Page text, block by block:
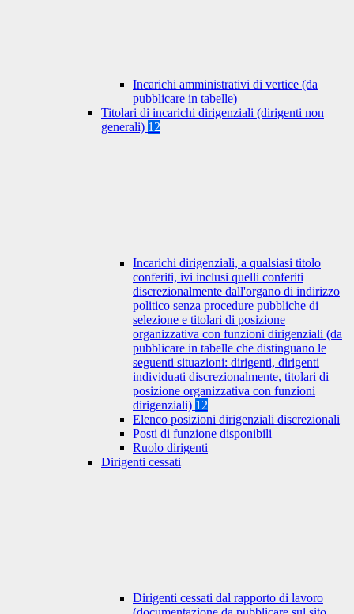
Incarichi amministrativi di vertice (da
pubblicare in tabelle)
Titolari di incarichi dirigenziali (dirigenti non
generali) 12
Incarichi dirigenziali, a qualsiasi titolo
conferiti, ivi inclusi quelli conferiti
discrezionalmente dall'organo di indirizzo
politico senza procedure pubbliche di
selezione e titolari di posizione
organizzativa con funzioni dirigenziali (da
pubblicare in tabelle che distinguano le
seguenti situazioni: dirigenti, dirigenti
individuati discrezionalmente, titolari di
posizione organizzativa con funzioni
dirigenziali) 12
Elenco posizioni dirigenziali discrezionali
Posti di funzione disponibili
Ruolo dirigenti
Dirigenti cessati
Dirigenti cessati dal rapporto di lavoro